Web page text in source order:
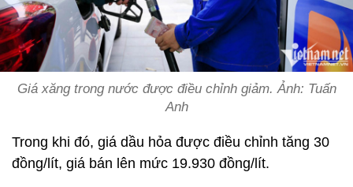
Giá xăng trong nước được điều chỉnh giảm. Ảnh: Tuấn
Anh
Trong khi đó, giá dầu hỏa được điều chỉnh tăng 30
đồng/lít, giá bán lên mức 19.930 đồng/lít.